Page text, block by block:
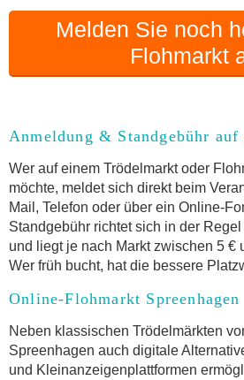
FAQ: Flohmarkt Spreenhagen
Flohmarkt-Termin melden
Melden Sie noch
Flohmarkt
Anmeldung & Standgebühr
Wer auf einem Trödelmarkt oder
möchte, meldet sich direkt beim
Mail, Telefon oder über ein Online-
Standgebühr richtet sich in der
und liegt je nach Markt zwischen 5 €
Wer früh bucht, hat die bessere
Online-Flohmarkt Spreenhagen
Neben klassischen Trödelmärkten
Spreenhagen auch digitale
und Kleinanzeigenplattformen